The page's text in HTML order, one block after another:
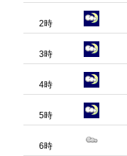
2時
3時
4時
5時
6時